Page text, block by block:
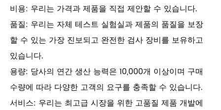
비용: 우리는 가격과 제품을 직접 제안할 수 있습니다.
품질: 우리는 자체 테스트 실험실과 제품의 품질을 보장
할 수 있는 가장 진보되고 완전한 검사 장비를 보유하고
있습니다.
용량: 당사의 연간 생산 능력은 10,000개 이상이며 구매
수량에 따라 다양한 고객의 요구를 충족할 수 있습니다.
서비스: 우리는 최고급 시장을 위한 고품질 제품 개발에